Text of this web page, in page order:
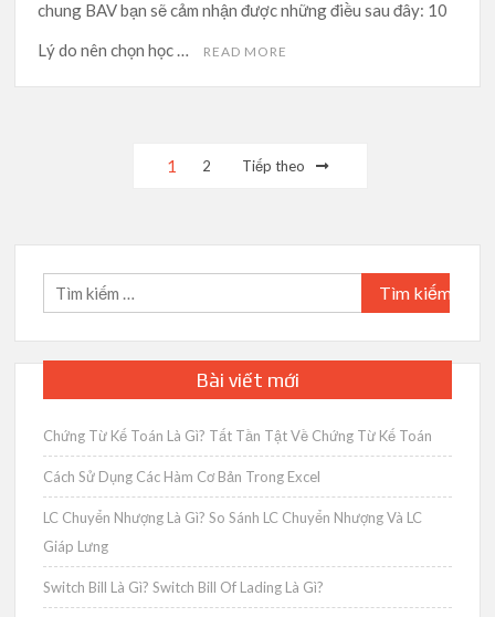
chung BAV bạn sẽ cảm nhận được những điều sau đây: 10
Lý do nên chọn học …
READ MORE
viết
1 2 Tiếp theo
Tìm
kiếm
cho:
Bài viết mới
Chứng Từ Kế Toán Là Gì? Tất Tần Tật Về Chứng Từ Kế Toán
Cách Sử Dụng Các Hàm Cơ Bản Trong Excel
LC Chuyển Nhượng Là Gì? So Sánh LC Chuyển Nhượng Và LC
Giáp Lưng
Switch Bill Là Gì? Switch Bill Of Lading Là Gì?